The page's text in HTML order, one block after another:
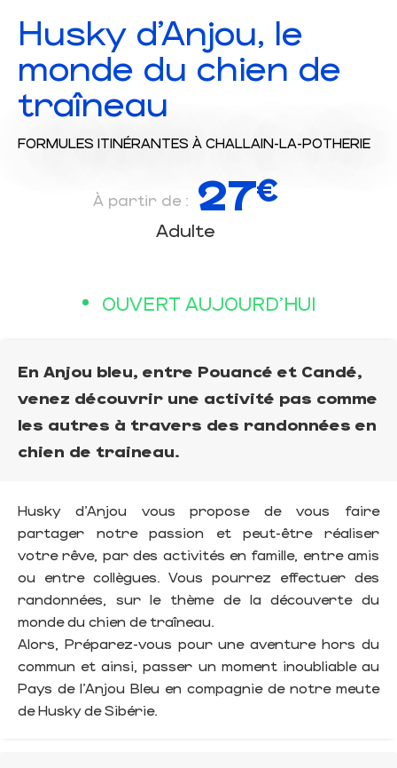
Husky d'Anjou, le
monde du chien de
traîneau
FORMULES ITINÉRANTES À CHALLAIN-LA-POTHERIE
À partir de : 27€
Adulte
OUVERT AUJOURD'HUI
En Anjou bleu, entre Pouancé et Candé,
venez découvrir une activité pas comme
les autres à travers des randonnées en
chien de traineau.
Husky d'Anjou vous propose de vous faire
partager notre passion et peut-être réaliser
votre rêve, par des activités en famille, entre amis
ou entre collègues. Vous pourrez effectuer des
randonnées, sur le thème de la découverte du
monde du chien de traîneau.
Alors, Préparez-vous pour une aventure hors du
commun et ainsi, passer un moment inoubliable au
Pays de l'Anjou Bleu en compagnie de notre meute
de Husky de Sibérie.